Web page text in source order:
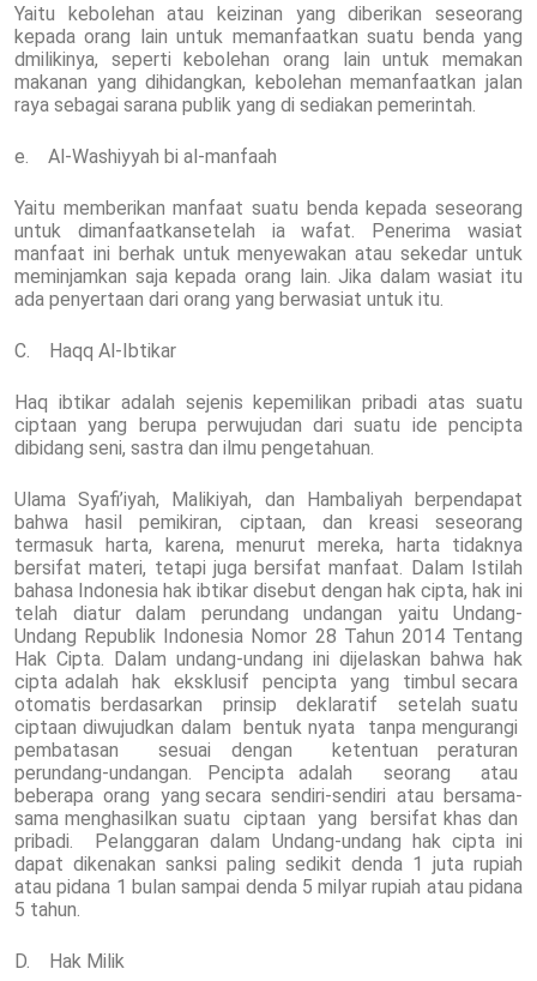
Yaitu kebolehan atau keizinan yang diberikan seseorang
kepada orang lain untuk memanfaatkan suatu benda yang
dmilikinya, seperti kebolehan orang lain untuk memakan
makanan yang dihidangkan, kebolehan memanfaatkan jalan
raya sebagai sarana publik yang di sediakan pemerintah.
e. Al-Washiyyah bi al-manfaah
Yaitu memberikan manfaat suatu benda kepada seseorang
untuk dimanfaatkansetelah ia wafat. Penerima wasiat
manfaat ini berhak untuk menyewakan atau sekedar untuk
meminjamkan saja kepada orang lain. Jika dalam wasiat itu
ada penyertaan dari orang yang berwasiat untuk itu.
C. Haqq Al-Ibtikar
Haq ibtikar adalah sejenis kepemilikan pribadi atas suatu
ciptaan yang berupa perwujudan dari suatu ide pencipta
dibidang seni, sastra dan ilmu pengetahuan.
Ulama Syafi’iyah, Malikiyah, dan Hambaliyah berpendapat
bahwa hasil pemikiran, ciptaan, dan kreasi seseorang
termasuk harta, karena, menurut mereka, harta tidaknya
bersifat materi, tetapi juga bersifat manfaat. Dalam Istilah
bahasa Indonesia hak ibtikar disebut dengan hak cipta, hak ini
telah diatur dalam perundang undangan yaitu Undang-
Undang Republik Indonesia Nomor 28 Tahun 2014 Tentang
Hak Cipta. Dalam undang-undang ini dijelaskan bahwa hak
cipta adalah hak eksklusif pencipta yang timbul secara
otomatis berdasarkan prinsip deklaratif setelah suatu
ciptaan diwujudkan dalam bentuk nyata tanpa mengurangi
pembatasan sesuai dengan ketentuan peraturan
perundang-undangan. Pencipta adalah seorang atau
beberapa orang yang secara sendiri-sendiri atau bersama-
sama menghasilkan suatu ciptaan yang bersifat khas dan
pribadi. Pelanggaran dalam Undang-undang hak cipta ini
dapat dikenakan sanksi paling sedikit denda 1 juta rupiah
atau pidana 1 bulan sampai denda 5 milyar rupiah atau pidana
5 tahun.
D. Hak Milik